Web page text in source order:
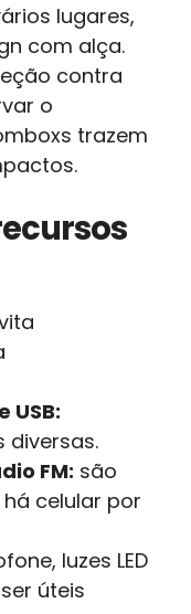
lugares,
com alça.
contra
o
trazem
USB:
diversas.
FM: são
celular por
luzes LED
úteis